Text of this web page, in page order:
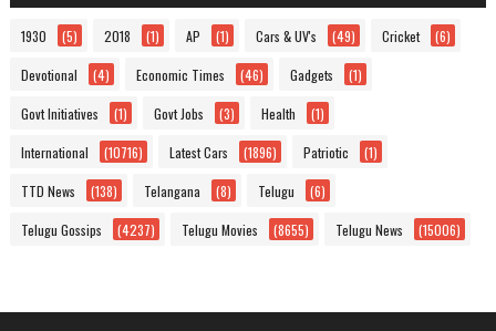
1930 (5) 2018 (1) AP (1) Cars & UV's (49) Cricket (6)
Devotional (4) Economic Times (46) Gadgets (1)
Govt Initiatives (1) Govt Jobs (3) Health (1)
International (10716) Latest Cars (1896) Patriotic (1)
TTD News (138) Telangana (8) Telugu (6)
Telugu Gossips (4237) Telugu Movies (8655) Telugu News (15006)